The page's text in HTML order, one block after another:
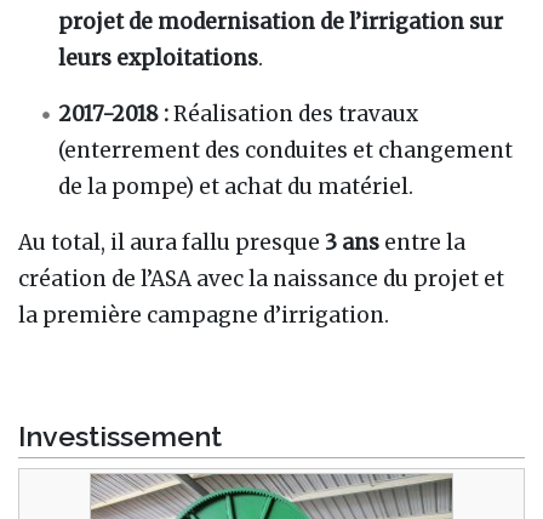
projet de modernisation de l’irrigation sur
leurs exploitations.
2017-2018 :Réalisation des travaux
(enterrement des conduites et changement
de la pompe) et achat du matériel.
Au total, il aura fallu presque 3 ans entre la
création de l’ASA avec la naissance du projet et
la première campagne d’irrigation.
Investissement